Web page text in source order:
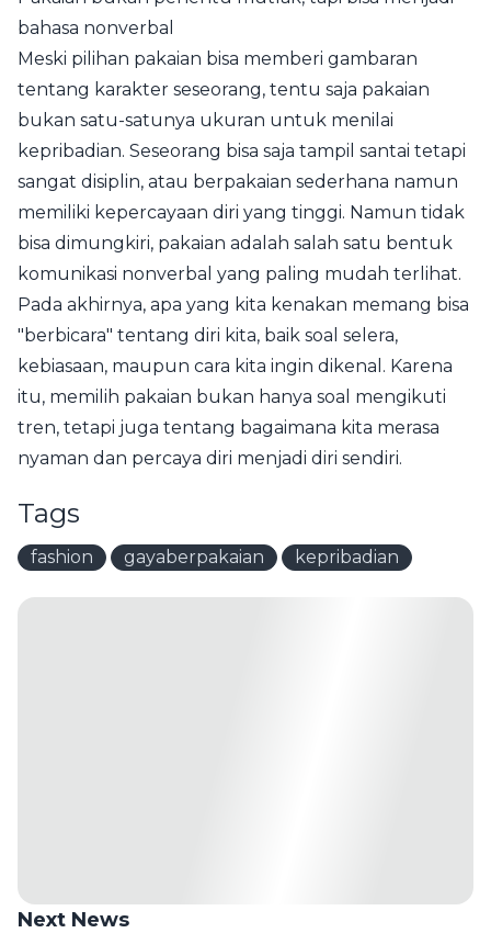
bahasa nonverbal
Meski pilihan pakaian bisa memberi gambaran
tentang karakter seseorang, tentu saja pakaian
bukan satu-satunya ukuran untuk menilai
kepribadian. Seseorang bisa saja tampil santai tetapi
sangat disiplin, atau berpakaian sederhana namun
memiliki kepercayaan diri yang tinggi. Namun tidak
bisa dimungkiri, pakaian adalah salah satu bentuk
komunikasi nonverbal yang paling mudah terlihat.
Pada akhirnya, apa yang kita kenakan memang bisa
"berbicara" tentang diri kita, baik soal selera,
kebiasaan, maupun cara kita ingin dikenal. Karena
itu, memilih pakaian bukan hanya soal mengikuti
tren, tetapi juga tentang bagaimana kita merasa
nyaman dan percaya diri menjadi diri sendiri.
Tags
fashion gayaberpakaian kepribadian
Next News